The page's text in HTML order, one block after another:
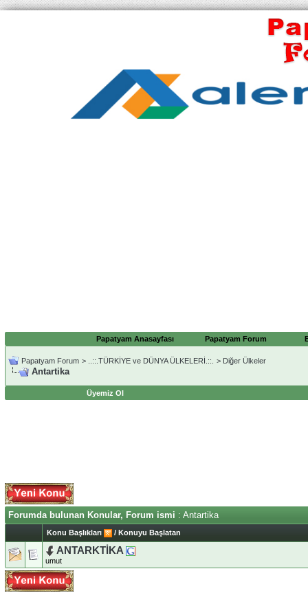
Papatyam Anasayfası Papatyam Forum
Papatyam Forum > ..::.TÜRKİYE ve DÜNYA ÜLKELERİ.::. > Diğer Ülkeler
Antartika
Üyemiz Ol
Forumda bulunan Konular, Forum ismi : Antartika
Konu Başlıkları / Konuyu Başlatan
ANTARKTİKA
umut